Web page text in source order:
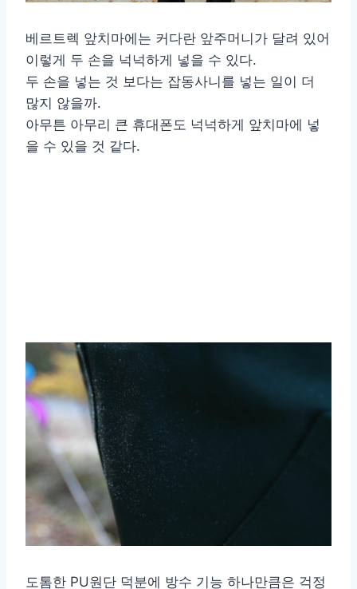
베르트렉 앞치마에는 커다란 앞주머니가 달려 있어
이렇게 두 손을 넉넉하게 넣을 수 있다.
두 손을 넣는 것 보다는 잡동사니를 넣는 일이 더
많지 않을까.
아무튼 아무리 큰 휴대폰도 넉넉하게 앞치마에 넣
을 수 있을 것 같다.
도톰한 PU원단 덕분에 방수 기능 하나만큼은 걱정